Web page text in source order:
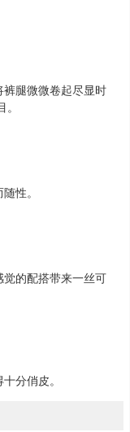
腿微微卷起尽显时
性。
的配搭带来一丝可
分俏皮。